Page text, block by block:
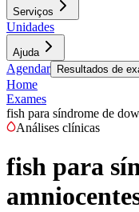
Serviços
Unidades
Ajuda
Agendar Resultados de
Home
Exames
fish para síndrome de
Análises clínicas
fish para